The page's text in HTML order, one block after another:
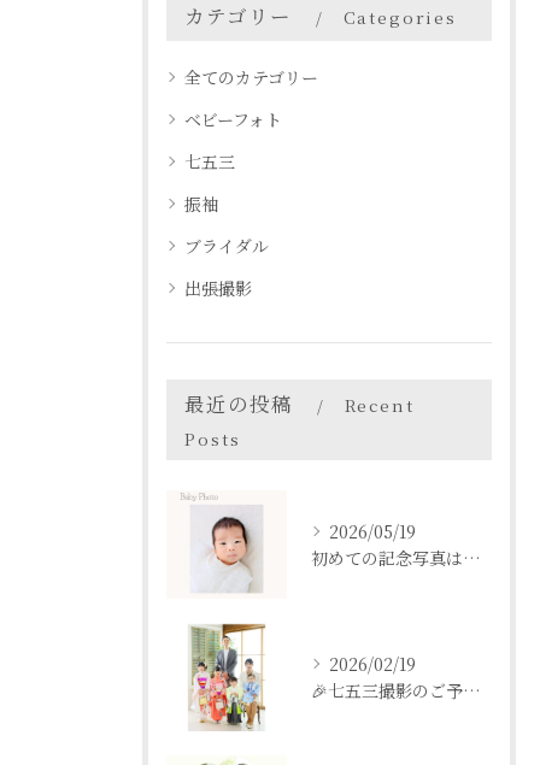
カテゴリー Categories
全てのカテゴリー
ベビーフォト
七五三
振袖
ブライダル
出張撮影
最近の投稿
Recent
Posts
2026/05/19
初めての記念写真はは、DEAR STUDIOで。
2026/02/19
🎉七五三撮影のご予約をご検討中の方へ🎉